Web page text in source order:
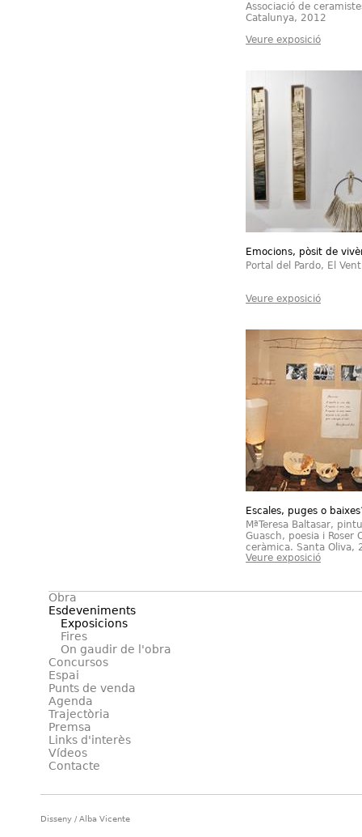
Associació de
Catalunya, 2012
Veure exposició
Emocions, pòsit de
Portal del Pardo, El
Veure exposició
Escales, puges o
MªTeresa Baltasar,
Guasch, poesia i Roser
ceràmica. Santa Oliva,
Veure exposició
Obra
Esdeveniments
Exposicions
Fires
On gaudir de l'obra
Concursos
Espai
Punts de venda
Agenda
Trajectòria
Premsa
Links d'interès
Vídeos
Contacte
Disseny / Alba Vicente